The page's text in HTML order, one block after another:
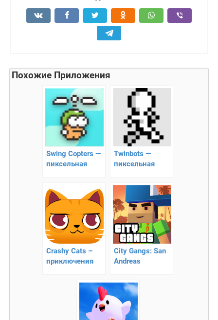
Похожие Приложения
Swing Copters —
пиксельная
геймплеем
Twinbots —
пиксельная
головоломка!
Crashy Cats –
приключения
City Gangs: San
Andreas